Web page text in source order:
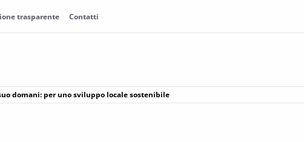
trasparente Contatti
domani: per uno sviluppo locale sostenibile